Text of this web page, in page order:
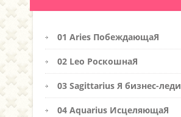
01 Aries ПобеждающаЯ
02 Leo РоскошнаЯ
03 Sagittarius Я бизнес-леди
04 Aquarius ИсцеляющаЯ